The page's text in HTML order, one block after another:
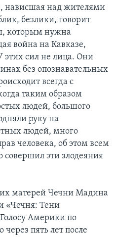
нависшая над жителями
безлики, говорит
которым нужна
война на Кавказе,
этих сил не лица. Они
без опознавательных
всегда с
таким образом
людей, большого
руку на
людей, много
человека, об этом всем
совершил эти злодеяния
матерей Чечни Мадина
«Чечня: Тени
Америки по
через пять лет после